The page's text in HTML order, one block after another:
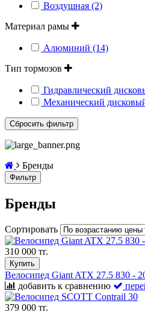
Воздушная (2)
Материал рамы
Алюминий (14)
Тип тормозов
Гидравлический
Механический
Бренды
Фильтр
Бренды
Сортировать
310 000 тг.
Купить
Велосипед Giant ATX 27.5 830 -
добавить к сравнению
379 000 тг.